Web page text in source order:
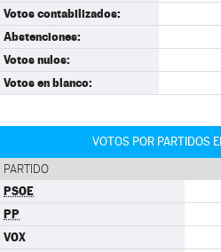
Votos contabilizados:
Abstenciones:
Votos nulos:
Votos en blanco:
VOTOS POR PARTIDOS
PARTIDO
PSOE
PP
VOX